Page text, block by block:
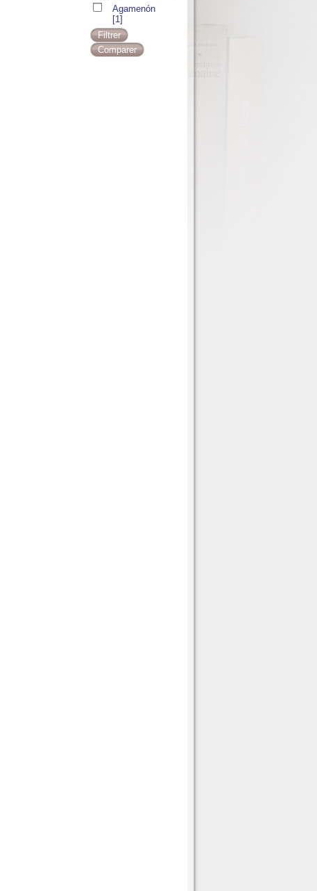
Agamenón
[1]